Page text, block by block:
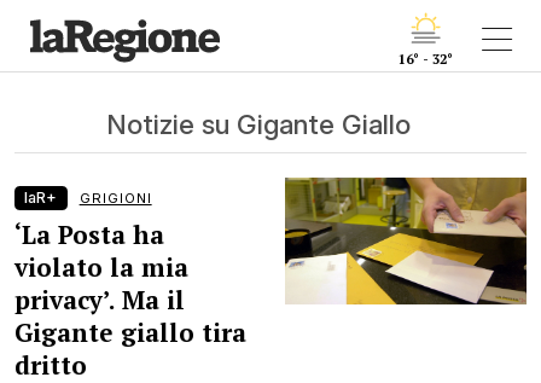
16° - 32°
Notizie su Gigante Giallo
laR+ GRIGIONI
‘La Posta ha
violato la mia
privacy’. Ma il
Gigante giallo tira
dritto